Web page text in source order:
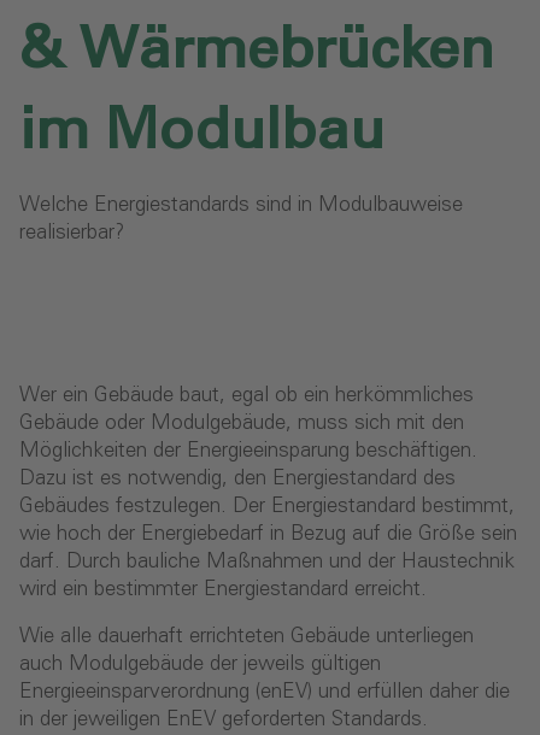
& Wärmebrücken
im Modulbau‎
Welche Energiestandards sind in Modulbauweise
realisierbar?
Wer ein Gebäude baut, egal ob ein herkömmliches
Gebäude oder Modulgebäude, muss sich mit den
Möglichkeiten der Energieeinsparung beschäftigen.
Dazu ist es notwendig, den Energiestandard des
Gebäudes festzulegen. Der Energiestandard bestimmt,
wie hoch der Energiebedarf in Bezug auf die Größe sein
darf. Durch bauliche Maßnahmen und der Haustechnik
wird ein bestimmter Energiestandard erreicht.
Wie alle dauerhaft errichteten Gebäude unterliegen
auch Modulgebäude der jeweils gültigen
Energieeinsparverordnung (enEV) und erfüllen daher die
in der jeweiligen EnEV geforderten Standards.